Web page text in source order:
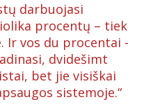
darbuojasi
procentų – tiek
Ir vos du procentai -
dvidešimt
bet jie visiškai
sistemoje.“